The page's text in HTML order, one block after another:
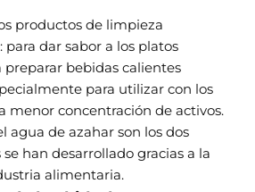
productos de limpieza
dar sabor a los platos
preparar bebidas calientes
para utilizar con los
menor concentración de activos.
agua de azahar son los dos
han desarrollado gracias a la
alimentaria.